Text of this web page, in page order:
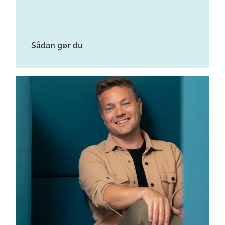
Profil: Indkøb
Strategisk indkøb (10 ECTS)
Bæredygtig forretningsforståelse (5 ECTS)
Uden retning
Ønsker du en bredere profil tilpasset dine ønsker og
behov, kan du gøre følgende:
Sådan gør du